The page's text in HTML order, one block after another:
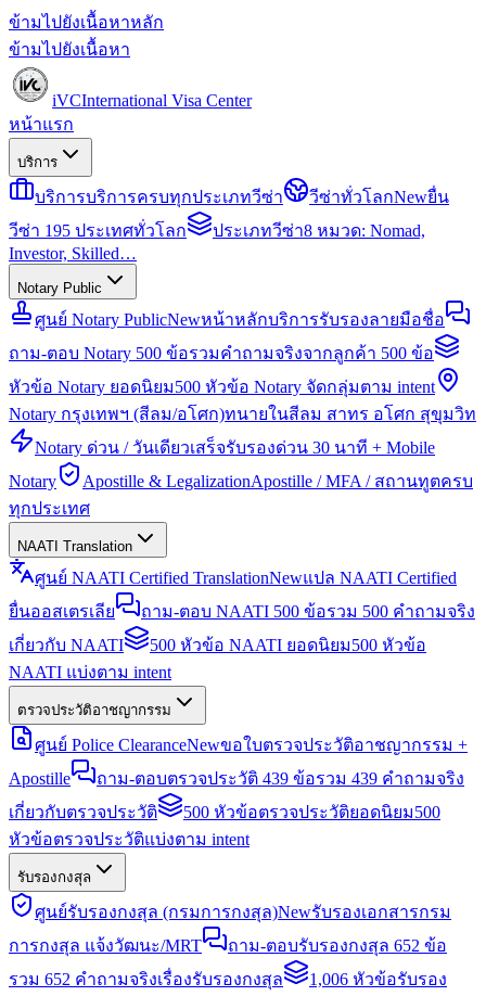
ข้ามไปยังเนื้อหาหลัก
ข้ามไปยังเนื้อหา
iVCInternational Visa Center
หน้าแรก
บริการ
บริการบริการครบทุกประเภทวีซ่า วีซ่าทั่วโลกNewยื่น
วีซ่า 195 ประเทศทั่วโลก
ประเภทวีซ่า8 หมวด: Nomad,
Investor, Skilled…
Notary Public
ศูนย์ Notary PublicNewหน้าหลักบริการรับรองลายมือชื่อ
ถาม-ตอบ Notary 500 ข้อรวมคำถามจริงจากลูกค้า 500 ข้อ
หัวข้อ Notary ยอดนิยม500 หัวข้อ Notary จัดกลุ่มตาม intent
Notary กรุงเทพฯ (สีลม/อโศก)ทนายในสีลม สาทร อโศก สุขุมวิท
Notary ด่วน / วันเดียวเสร็จรับรองด่วน 30 นาที + Mobile
Notary
Apostille & LegalizationApostille / MFA / สถานทูตครบ
ทุกประเทศ
NAATI Translation
ศูนย์ NAATI Certified TranslationNewแปล NAATI Certified
ยื่นออสเตรเลีย
ถาม-ตอบ NAATI 500 ข้อรวม 500 คำถามจริง
เกี่ยวกับ NAATI
500 หัวข้อ NAATI ยอดนิยม500 หัวข้อ
NAATI แบ่งตาม intent
ตรวจประวัติอาชญากรรม
ศูนย์ Police ClearanceNewขอใบตรวจประวัติอาชญากรรม +
Apostille
ถาม-ตอบตรวจประวัติ 439 ข้อรวม 439 คำถามจริง
เกี่ยวกับตรวจประวัติ
500 หัวข้อตรวจประวัติยอดนิยม500
หัวข้อตรวจประวัติแบ่งตาม intent
รับรองกงสุล
ศูนย์รับรองกงสุล (กรมการกงสุล)Newรับรองเอกสารกรม
การกงสุล แจ้งวัฒนะ/MRT
ถาม-ตอบรับรองกงสุล 652 ข้อ
รวม 652 คำถามจริงเรื่องรับรองกงสุล
1,006 หัวข้อรับรอง